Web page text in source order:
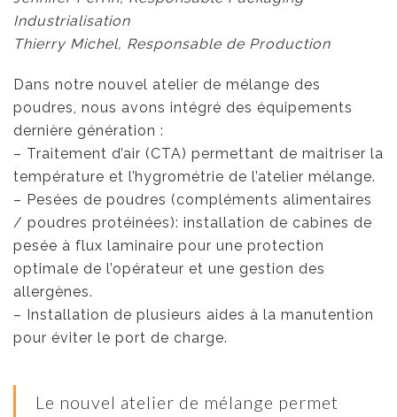
Industrialisation
Thierry Michel, Responsable de Production
Dans notre nouvel atelier de mélange des
poudres, nous avons intégré des équipements
dernière génération :
– Traitement d’air (CTA) permettant de maitriser la
température et l’hygrométrie de l’atelier mélange.
– Pesées de poudres (compléments alimentaires
/ poudres protéinées): installation de cabines de
pesée à flux laminaire pour une protection
optimale de l’opérateur et une gestion des
allergènes.
– Installation de plusieurs aides à la manutention
pour éviter le port de charge.
Le nouvel atelier de mélange permet